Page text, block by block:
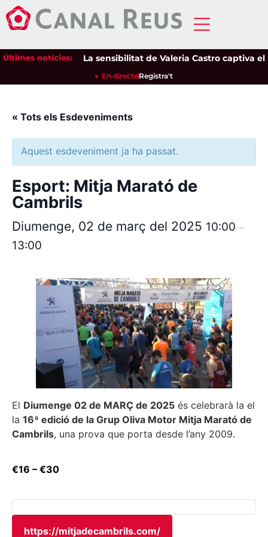
Últimes notícies: La sensibilitat de Valeria Castro captiva
En directeRegistra't
« Tots els Esdeveniments
Aquest esdeveniment ja ha passat.
Esport: Mitja Marató de
Cambrils
Diumenge, 02 de març del 2025 10:00 –
13:00
El Diumenge 02 de MARÇ de 2025 és celebrarà la el
la 16ª edició de la Grup Oliva Motor Mitja Marató de
Cambrils, una prova que porta desde l’any 2009.
€16 – €30
https://mitjadecambrils.com/